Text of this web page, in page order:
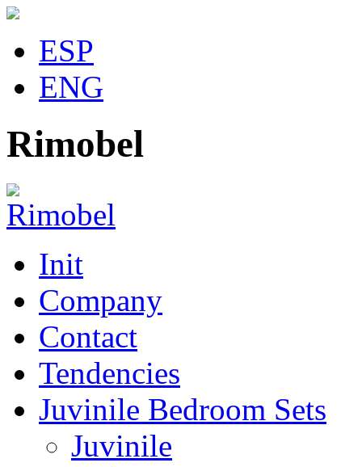
ESP
ENG
Rimobel
Init
Company
Contact
Tendencies
Juvinile Bedroom Sets
Juvinile